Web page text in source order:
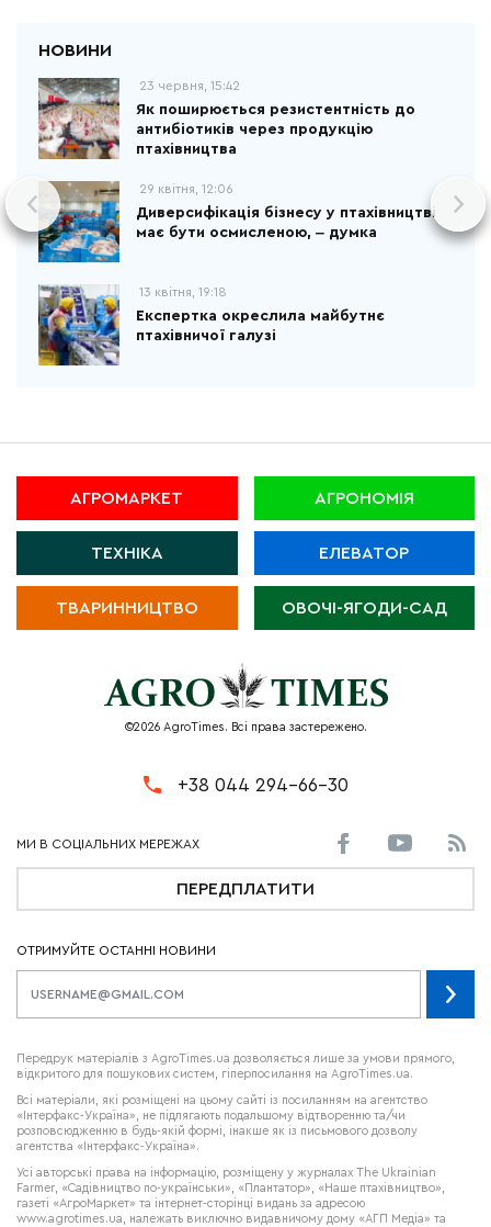
23 червня, 15:42
Як поширюється резистентність до
антибіотиків через продукцію
птахівництва
29 квітня, 12:06
Диверсифікація бізнесу у птахівництві
має бути осмисленою, ‒ думка
13 квітня, 19:18
Експертка окреслила майбутнє
птахівничої галузі
АГРОМАРКЕТ АГРОНОМІЯ
ТЕХНІКА ЕЛЕВАТОР
ТВАРИННИЦТВО ОВОЧІ-ЯГОДИ-САД
©2026 AgroTimes. Всі права застережено.
+38 044 294-66-30
ПЕРЕДПЛАТИТИ
ОТРИМУЙТЕ ОСТАННІ НОВИНИ
Передрук матеріалів з AgroTimes.ua дозволяється лише за умови прямого,
відкритого для пошукових систем, гіперпосилання на AgroTimes.ua.
Всі матеріали, які розміщені на цьому сайті із посиланням на агентство
«Інтерфакс-Україна», не підлягають подальшому відтворенню та/чи
розповсюдженню в будь-якій формі, інакше як із письмового дозволу
агентства «Інтерфакс-Україна».
Усі авторські права на інформацію, розміщену у журналах The Ukrainian
Farmer, «Садівництво по-українськи», «Плантатор», «Наше птахівництво»,
газеті «АгроМаркет» та інтернет-сторінці видань за адресою
www.agrotimes.ua, належать виключно видавничому дому «АГП Медіа» та